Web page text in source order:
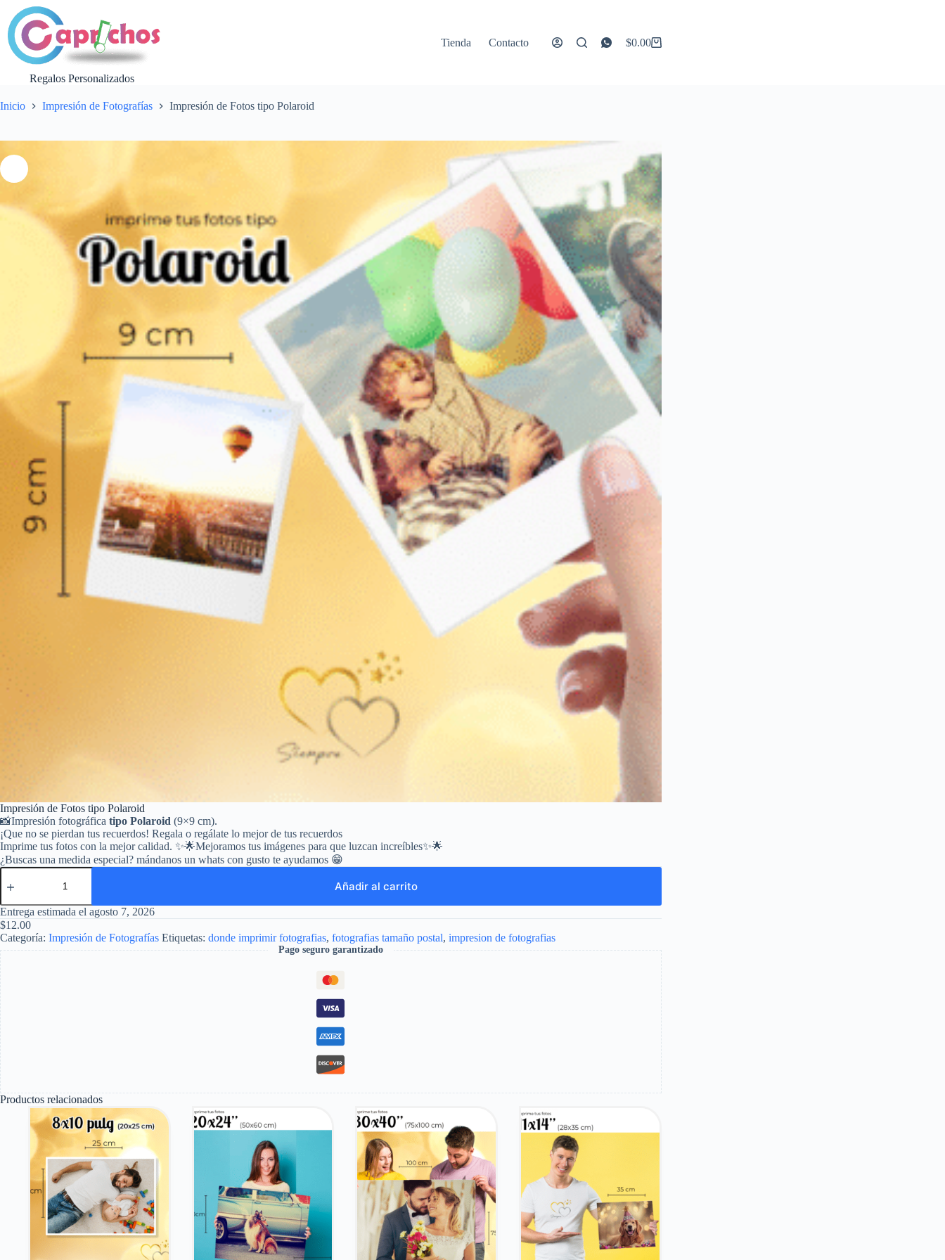
contenido
Regalos Personalizados
Tienda Contacto
Carro
$0.00
Inicio Impresión de Fotografías Impresión de Fotos tipo Polaroid
Impresión de Fotos tipo Polaroid
📸Impresión fotográfica tipo Polaroid (9×9 cm).
¡Que no se pierdan tus recuerdos! Regala o regálate lo mejor de tus recuerdos
Imprime tus fotos con la mejor calidad. ✨🌟Mejoramos tus imágenes para que luzcan increíbles✨🌟
¿Buscas una medida especial? mándanos un whats con gusto te ayudamos 😁
Impresión
tipo
Polaroid
cantidad
Añadir al carrito
Entrega estimada el agosto 7, 2026
$12.00
Categoría: Impresión de Fotografías Etiquetas: donde imprimir fotografias, fotografias tamaño postal, impresion de fotografias
Pago seguro garantizado
Productos relacionados